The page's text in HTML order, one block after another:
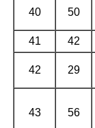
40 50
41 42
42 29
43 56